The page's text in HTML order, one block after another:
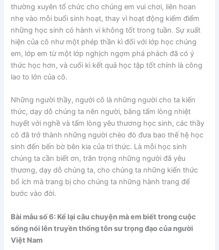
thường xuyên tổ chức cho chúng em vui chơi, liên hoan
nhẹ vào mỗi buổi sinh hoạt, thay vì hoạt động kiểm điểm
những học sinh có hành vi không tốt trong tuần. Sự xuất
hiện của cô như một phép thần kì đối với lớp học chúng
em, lớp em từ một lớp nghịch ngợm phá phách đã có ý
thức học hơn, và cuối kì kết quả học tập tốt chính là công
lao to lớn của cô.
Những người thầy, người cô là những người cho ta kiến
thức, dạy dỗ chúng ta nên người, bằng tấm lòng nhiệt
huyết với nghề và tấm lòng yêu thương học sinh, các thầy
cô đã trở thành những người chèo đò đưa bao thế hệ học
sinh đến bến bờ bên kia của tri thức. Là mỗi học sinh
chúng ta cần biết ơn, trân trọng những người đã yêu
thương, dạy dỗ chúng ta, cho chúng ta những kiến thức
bổ ích mà trang bị cho chúng ta những hành trang để
bước vào đời.
Bài mẫu số 6: Kể lại câu chuyện mà em biết trong cuộc
sống nói lên truyền thống tôn sư trọng đạo của người
Việt Nam